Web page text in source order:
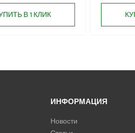
В 1 КЛИК
ИНФОРМАЦИЯ
Новости